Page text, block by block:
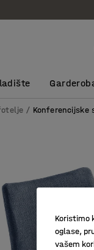
Konferencijske
Koristimo
oglase,
vašem